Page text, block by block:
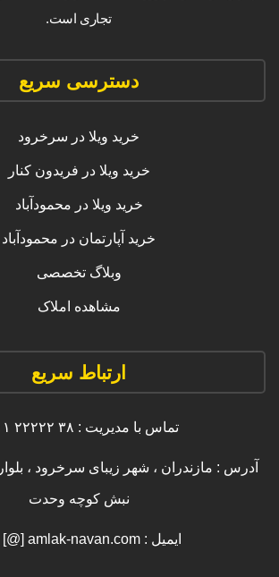
تجاری است.
دسترسی سریع
خرید ویلا در سرخرود
خرید ویلا در فریدون کنار
خرید ویلا در محمودآباد
خرید آپارتمان در محمودآباد
وبلاگ تخصصی
مشاهده املاک
ارتباط سریع
تماس با مدیریت : ۳۸ ۲۲۲۲۲ ۰۹۱۱
آدرس : مازندران ، شهر زیبای سرخرود ،
نبش کوچه وحدت
ایمیل : info [@] amlak-navan.com